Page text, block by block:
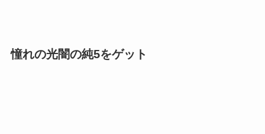
憧れの光闇の純5をゲット